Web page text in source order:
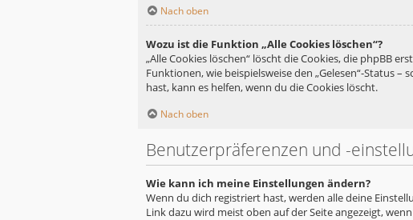
Nach oben
Wozu ist die Funktion „Alle Cookies löschen“?
„Alle Cookies löschen“ löscht die Cookies, die phpBB
Funktionen, wie beispielsweise den „Gelesen“-Status
hast, kann es helfen, wenn du die Cookies löscht.
Nach oben
Benutzerpräferenzen und -
Wie kann ich meine Einstellungen ändern?
Wenn du dich registriert hast, werden alle deine
Link dazu wird meist oben auf der Seite angezeigt,